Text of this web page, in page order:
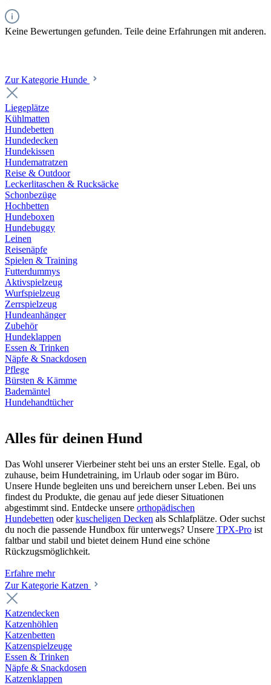
Keine Bewertungen gefunden. Teile deine Erfahrungen mit anderen.
Zur Kategorie Hunde
Liegeplätze
Kühlmatten
Hundebetten
Hundedecken
Hundekissen
Hundematratzen
Reise & Outdoor
Leckerlitaschen & Rucksäcke
Schonbezüge
Hochbetten
Hundeboxen
Hundebuggy
Leinen
Reisenäpfe
Spielen & Training
Futterdummys
Aktivspielzeug
Wurfspielzeug
Zerrspielzeug
Hundeanhänger
Zubehör
Hundeklappen
Essen & Trinken
Näpfe & Snackdosen
Pflege
Bürsten & Kämme
Bademäntel
Hundehandtücher
Alles für deinen Hund
Das Wohl unserer Vierbeiner steht bei uns an erster Stelle. Egal, ob
zuhause, beim Hundetraining, im Urlaub oder sogar im Büro.
Unsere Hunde begleiten uns und bereichern unser Leben. Bei uns
findest du Produkte, die genau auf jede dieser Situationen
abgestimmt sind. Entdecke unsere orthopädischen
Hundebetten oderkuscheligen Decken als Schlafplätze. Oder suchst
du noch die passende Hundbox für unterwegs? Unsere TPX-Pro ist
faltbar und stabil und bietet deinem Hund eine schöne
Rückzugsmöglichkeit.
Erfahre mehr
Zur Kategorie Katzen
Katzendecken
Katzenhöhlen
Katzenbetten
Katzenspielzeuge
Essen & Trinken
Näpfe & Snackdosen
Katzenklappen